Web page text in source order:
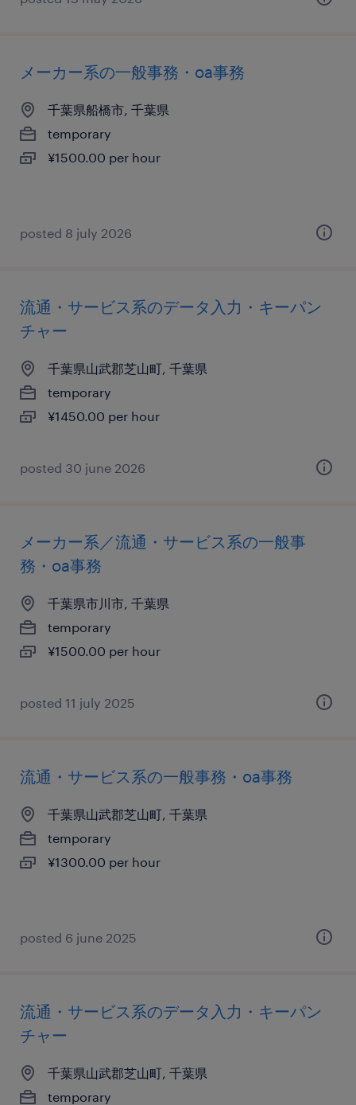
メーカー系の一般事務・oa事務
千葉県船橋市, 千葉県
temporary
¥1500.00 per hour
posted 8 july 2026
流通・サービス系のデータ入力・キーパン
チャー
千葉県山武郡芝山町, 千葉県
temporary
¥1450.00 per hour
posted 30 june 2026
メーカー系／流通・サービス系の一般事
務・oa事務
千葉県市川市, 千葉県
temporary
¥1500.00 per hour
posted 11 july 2025
流通・サービス系の一般事務・oa事務
千葉県山武郡芝山町, 千葉県
temporary
¥1300.00 per hour
posted 6 june 2025
流通・サービス系のデータ入力・キーパン
チャー
千葉県山武郡芝山町, 千葉県
temporary